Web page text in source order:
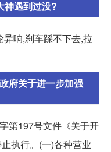
神遇到过没?
响,刹车踩不下去,拉
府关于进一步加强
第197号文件《关于开
执行。(一)各种营业